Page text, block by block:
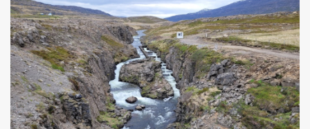
fréttina
Vöktun
sýnir
árangur
mótvægisaðgerða